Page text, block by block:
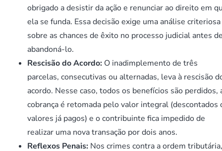
obrigado a desistir da ação e renunciar ao direito em
ela se funda. Essa decisão exige uma análise criteriosa
sobre as chances de êxito no processo judicial antes
abandoná-lo.
Rescisão do Acordo: O inadimplemento de três
parcelas, consecutivas ou alternadas, leva à rescisão
acordo. Nesse caso, todos os benefícios são perdidos,
cobrança é retomada pelo valor integral (descontados
valores já pagos) e o contribuinte fica impedido de
realizar uma nova transação por dois anos.
Reflexos Penais: Nos crimes contra a ordem